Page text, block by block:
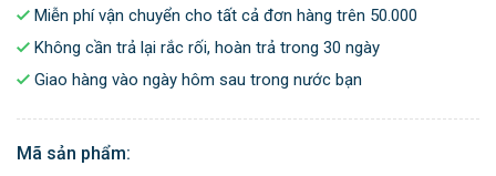
Miễn phí vận chuyển cho tất cả đơn hàng trên 50.000
Không cần trả lại rắc rối, hoàn trả trong 30 ngày
Giao hàng vào ngày hôm sau trong nước bạn
Mã sản phẩm: